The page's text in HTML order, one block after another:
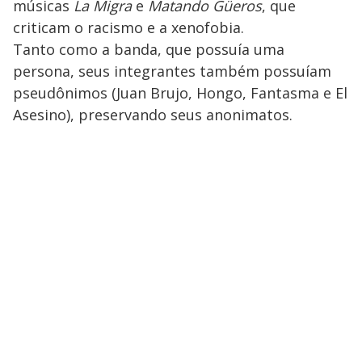
músicas La Migrae Matando Güeros, que
criticam o racismo e a xenofobia.
Tanto como a banda, que possuía uma
persona, seus integrantes também possuíam
pseudônimos (Juan Brujo, Hongo, Fantasma e El
Asesino), preservando seus anonimatos.